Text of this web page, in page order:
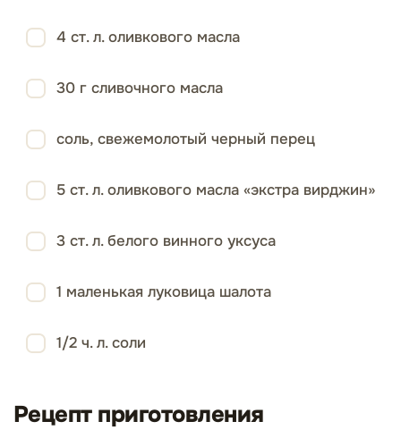
4 ст. л. оливкового масла
30 г сливочного масла
соль, свежемолотый черный перец
5 ст. л. оливкового масла «экстра вирджин»
3 ст. л. белого винного уксуса
1 маленькая луковица шалота
1/2 ч. л. соли
Рецепт приготовления